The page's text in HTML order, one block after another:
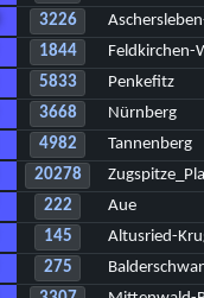
3226
1844
Feldkirchen-
5833
Penkefitz
3668
Nürnberg
4982
Tannenberg
20278
222
Aue
145
Altusried-
275